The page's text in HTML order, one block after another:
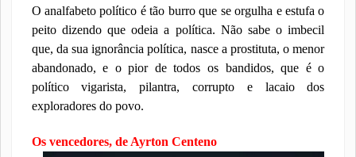
O analfabeto político é tão burro que se orgulha e estufa o
peito dizendo que odeia a política. Não sabe o imbecil
que, da sua ignorância política, nasce a prostituta, o menor
abandonado, e o pior de todos os bandidos, que é o
político vigarista, pilantra, corrupto e lacaio dos
exploradores do povo.
Os vencedores, de Ayrton Centeno